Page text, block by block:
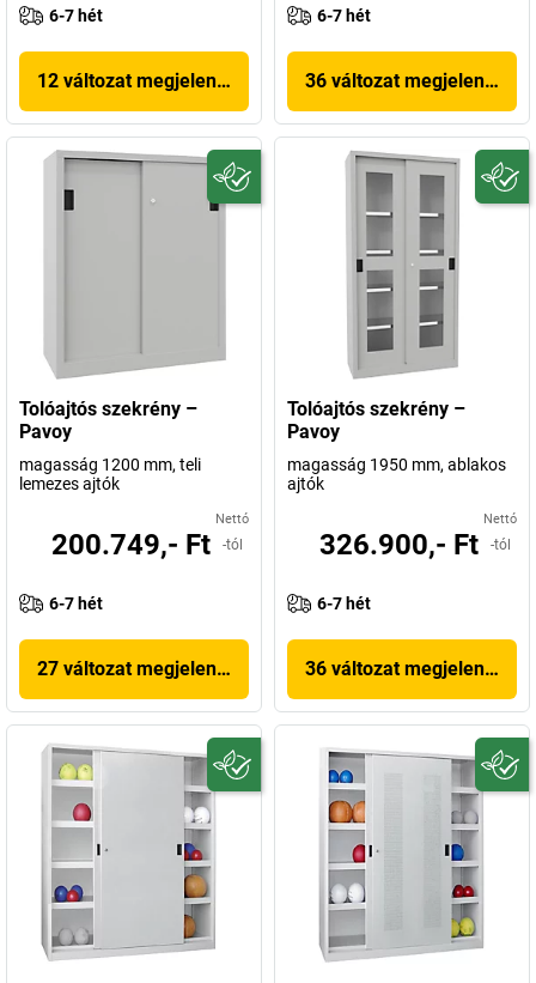
6-7 hét
12 változat megjelenítése
6-7 hét
36 változat megjelenítése
Tolóajtós szekrény –
Pavoy
magasság 1200 mm, teli
lemezes ajtók
Nettó
200.749,- Ft -tól
6-7 hét
27 változat megjelenítése
Tolóajtós szekrény –
Pavoy
magasság 1950 mm, ablakos
ajtók
Nettó
326.900,- Ft -tól
6-7 hét
36 változat megjelenítése